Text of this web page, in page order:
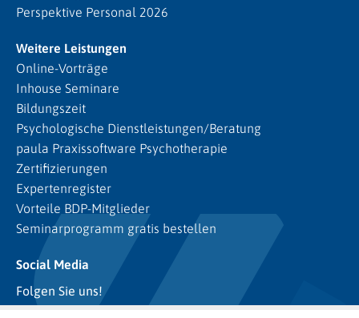
Perspektive Personal 2026
Weitere Leistungen
Online-Vorträge
Inhouse Seminare
Bildungszeit
Psychologische Dienstleistungen/Beratung
paula Praxissoftware Psychotherapie
Zertifizierungen
Expertenregister
Vorteile BDP-Mitglieder
Seminarprogramm gratis bestellen
Social Media
Folgen Sie uns!